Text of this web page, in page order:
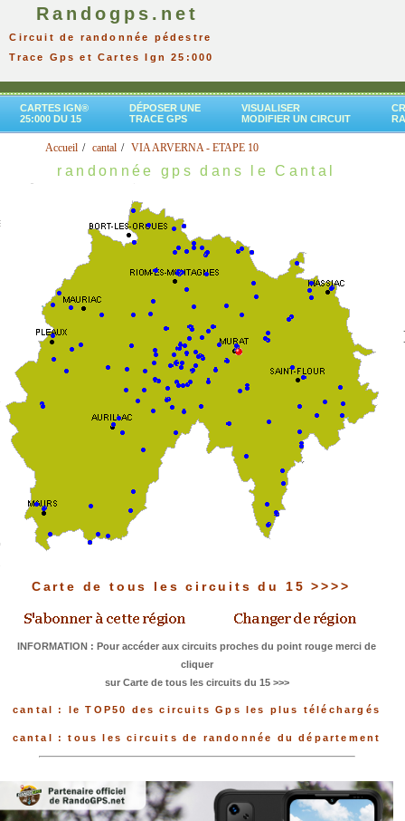
Randogps.net
Circuit de randonnée pédestre
Trace Gps et Cartes Ign 25:000
CARTES IGN®
25:000 DU 15
DÉPOSER UNE
TRACE GPS
VISUALISER
MODIFIER UN CIRCUIT
Accueil cantal VIA ARVERNA - ETAPE 10
randonnée gps dans le Cantal
Carte de tous les circuits du 15 >>>>
INFORMATION : Pour accéder aux circuits proches du point rouge merci de
cliquer
sur Carte de tous les circuits du 15 >>>
cantal : le TOP50 des circuits Gps les plus téléchargés
cantal : tous les circuits de randonnée du département